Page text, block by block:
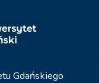
Gdańskiego